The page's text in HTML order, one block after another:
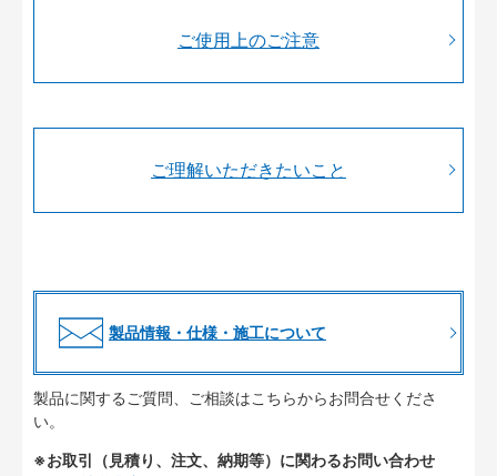
ご使用上のご注意
ご理解いただきたいこと
製品情報・仕様・施工について
製品に関するご質問、ご相談はこちらからお問合せくださ
い。
※お取引（見積り、注文、納期等）に関わるお問い合わせ